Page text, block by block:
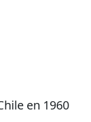
en 1960